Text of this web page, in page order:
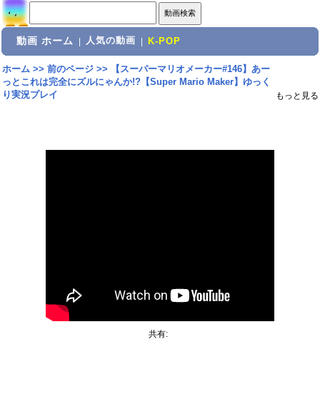
動画 ホーム 人気の動画 K-POP
ホーム>> 前のページ>>
【スーパーマリオメーカー#146】あー
っとこれは完全にズルにゃんか!?【Super Mario Maker】ゆっく
り実況プレイ
もっと見る
共有: